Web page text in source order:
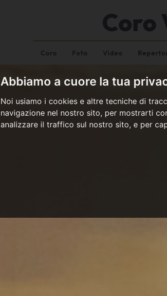
Abbiamo a cuore la tua
Noi usiamo i cookies e altre tecniche di
navigazione nel nostro sito, per mostrarti
analizzare il traffico sul nostro sito, e per
Coro
Coro Foto Video